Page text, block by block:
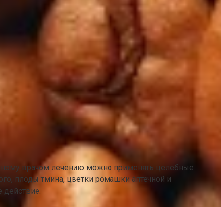
врачом лечению можно применять целебные
плоды тмина, цветки ромашки аптечной и
действие.